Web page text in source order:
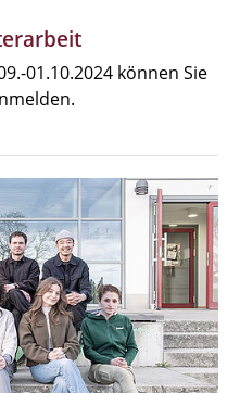
01.10.2024 können Sie